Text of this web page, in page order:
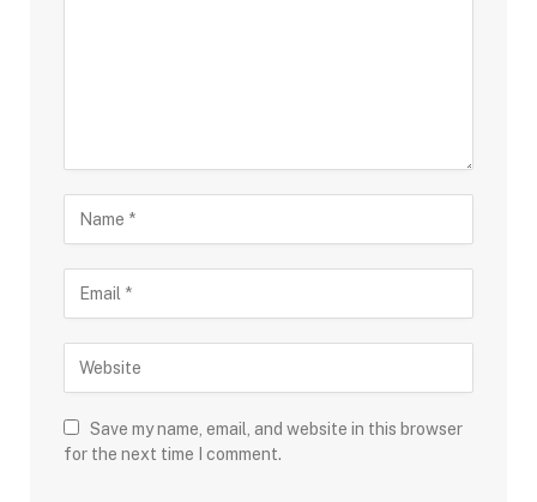
Save my name, email, and website in this browser
for the next time I comment.